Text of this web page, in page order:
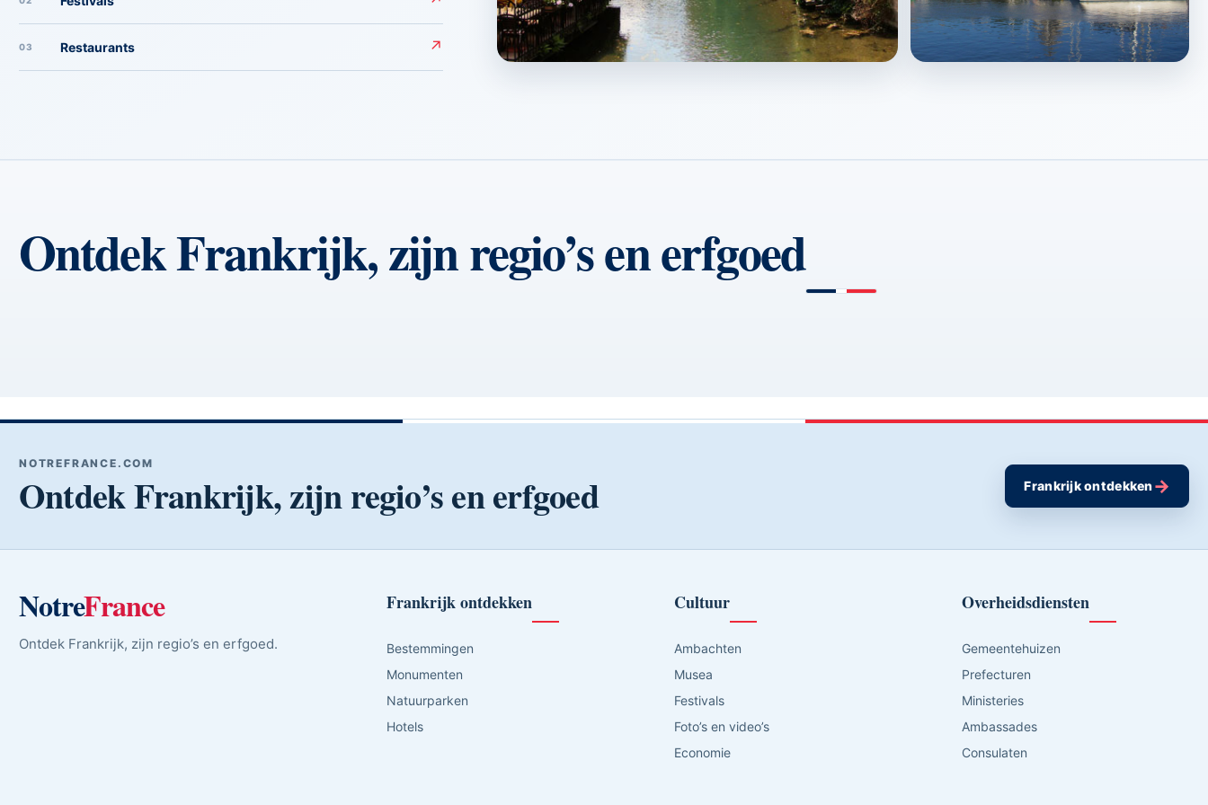
03 Restaurants ↗
Ontdek Frankrijk, zijn regio’s en erfgoed
NOTREFRANCE.COM
Ontdek Frankrijk, zijn regio’s en erfgoed Frankrijk ontdekken→
NotreFrance
Ontdek Frankrijk, zijn regio’s en erfgoed.
Frankrijk ontdekken
Bestemmingen
Monumenten
Natuurparken
Hotels
Cultuur
Ambachten
Musea
Festivals
Foto’s en video’s
Economie
Overheidsdiensten
Gemeentehuizen
Prefecturen
Ministeries
Ambassades
Consulaten